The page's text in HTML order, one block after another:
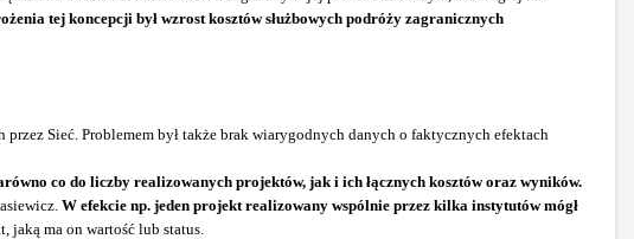
tej koncepcji był wzrost kosztów służbowych podróży zagranicznych
Sieć. Problemem był także brak wiarygodnych danych o faktycznych efektach
co do liczby realizowanych projektów, jak i ich łącznych kosztów oraz wyników.
W efekcie np. jeden projekt realizowany wspólnie przez kilka instytutów mógł
ma on wartość lub status.